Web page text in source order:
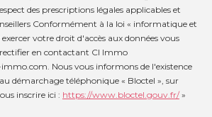
des prescriptions légales applicables et
Conformément à la loi « informatique et
votre droit d'accès aux données vous
en contactant CI Immo
Nous vous informons de l'existence
démarchage téléphonique « Bloctel », sur
inscrire ici : https://www.bloctel.gouv.fr/»